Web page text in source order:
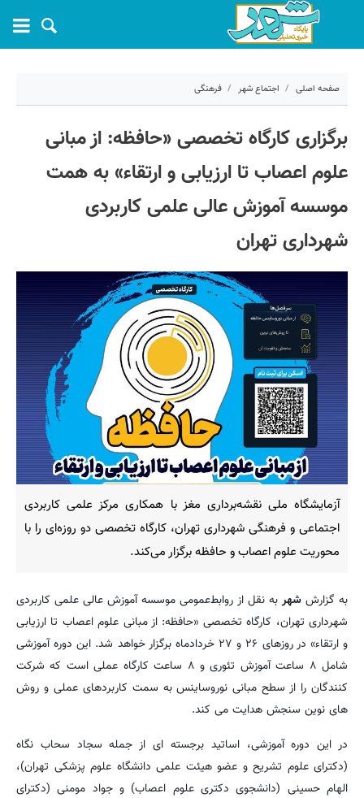
صفحه اصلی اجتماع شهر فرهنگی
کد مطلب:
برگزاری کارگاه تخصصی «حافظه: از مبانی
علوم اعصاب تا ارزیابی و ارتقاء» به همت
موسسه آموزش عالی علمی کاربردی
شهرداری تهران
آزمایشگاه ملی نقشه‌برداری مغز با همکاری مرکز علمی کاربردی
اجتماعی و فرهنگی شهرداری تهران، کارگاه تخصصی دو روزه‌ای را با
محوریت علوم اعصاب و حافظه برگزار می‌کند.
به گزارششهربه نقل از روابط‌عمومی موسسه آموزش عالی علمی کاربردی
شهرداری تهران، کارگاه تخصصی «حافظه: از مبانی علوم اعصاب تا ارزیابی
و ارتقاء» در روزهای ۲۶ و ۲۷ خردادماه برگزار خواهد شد. این دوره آموزشی
شامل ۸ ساعت آموزش تئوری و ۸ ساعت کارگاه عملی است که شرکت‌
کنندگان را از سطح مبانی نوروساینس به سمت کاربردهای عملی و روش‌
های نوین سنجش هدایت می‌ کند.
در این دوره آموزشی، اساتید برجسته‌ ای از جمله سجاد سحاب‌ نگاه
(دکترای علوم تشریح و عضو هیئت علمی دانشگاه علوم پزشکی تهران)،
الهام حسینی (دانشجوی دکتری علوم اعصاب) و جواد مومنی (دکترای